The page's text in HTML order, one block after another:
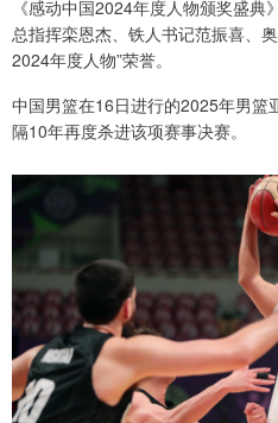
《感动中国2024年度人物颁奖盛
总指挥栾恩杰、铁人书记范振喜、
2024年度人物”荣誉。
中国男篮在16日进行的2025年男篮
隔10年再度杀进该项赛事决赛。